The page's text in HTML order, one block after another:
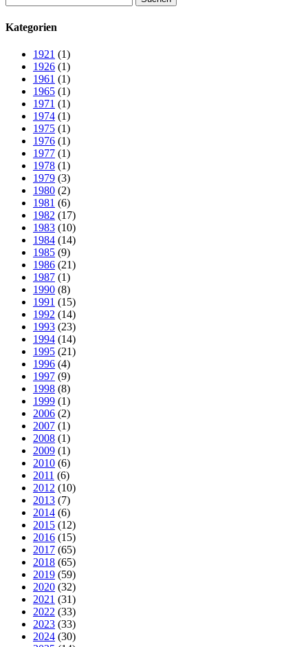
nach:
Kategorien
1921 (1)
1926 (1)
1961 (1)
1965 (1)
1971 (1)
1974 (1)
1975 (1)
1976 (1)
1977 (1)
1978 (1)
1979 (3)
1980 (2)
1981 (6)
1982 (17)
1983 (10)
1984 (14)
1985 (9)
1986 (21)
1987 (1)
1990 (8)
1991 (15)
1992 (14)
1993 (23)
1994 (14)
1995 (21)
1996 (4)
1997 (9)
1998 (8)
1999 (1)
2006 (2)
2007 (1)
2008 (1)
2009 (1)
2010 (6)
2011 (6)
2012 (10)
2013 (7)
2014 (6)
2015 (12)
2016 (15)
2017 (65)
2018 (65)
2019 (59)
2020 (32)
2021 (31)
2022 (33)
2023 (33)
2024 (30)